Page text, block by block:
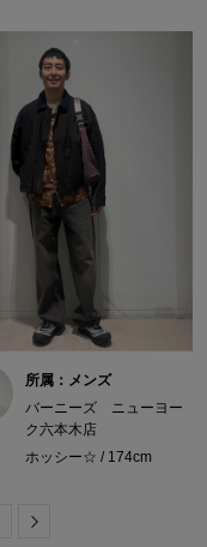
所属：メンズ
バーニーズ ニューヨー
ク六本木店
ホッシー☆ / 174cm
Next